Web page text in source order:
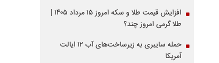
افزایش قیمت طلا و سکه امروز ۱۵ مرداد ۱۴۰۵ |
طلا گرمی امروز چند؟
حمله سایبری به زیرساخت‌های آب ۱۲ ایالت
آمریکا